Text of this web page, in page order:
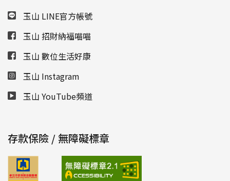
玉山 LINE官方帳號
玉山 招財納福喵喵
玉山 數位生活好康
玉山 Instagram
玉山 YouTube頻道
存款保險 / 無障礙標章